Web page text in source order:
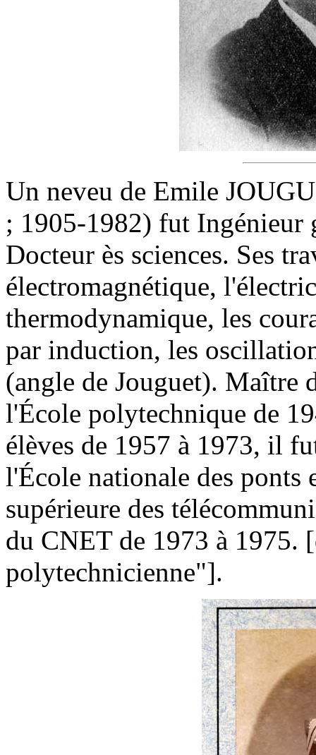
Un neveu de Emile
; 1905-1982) fut Ingénieur
Docteur ès sciences. Ses
électromagnétique,
thermodynamique, les
par induction, les
(angle de Jouguet). Maître
l'École polytechnique de
élèves de 1957 à 1973, il
l'École nationale des ponts
supérieure des
du CNET de 1973 à 1975.
polytechnicienne"].